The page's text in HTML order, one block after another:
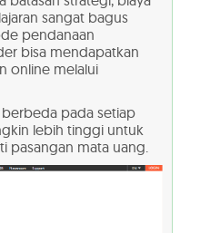
sangat bagus
pendanaan
bisa mendapatkan
online melalui
pada setiap
lebih tinggi untuk
pasangan mata uang.